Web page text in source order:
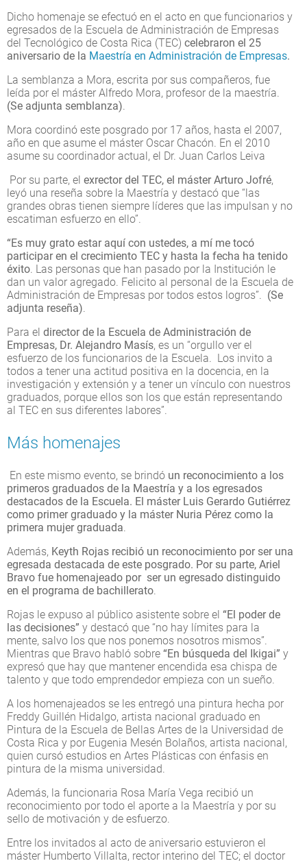
Dicho homenaje se efectuó en el acto en que funcionarios y
egresados de la Escuela de Administración de Empresas
del Tecnológico de Costa Rica (TEC) celebraron el 25
aniversario de la Maestría en Administración de Empresas.
La semblanza a Mora, escrita por sus compañeros, fue
leída por el máster Alfredo Mora, profesor de la maestría.
(Se adjunta semblanza).
Mora coordinó este posgrado por 17 años, hasta el 2007,
año en que asume el máster Oscar Chacón. En el 2010
asume su coordinador actual, el Dr. Juan Carlos Leiva
Por su parte, el exrector del TEC, el máster Arturo Jofré,
leyó una reseña sobre la Maestría y destacó que “las
grandes obras tienen siempre líderes que las impulsan y no
escatiman esfuerzo en ello”.
“Es muy grato estar aquí con ustedes, a mí me tocó
participar en el crecimiento TEC y hasta la fecha ha tenido
éxito. Las personas que han pasado por la Institución le
dan un valor agregado. Felicito al personal de la Escuela de
Administración de Empresas por todos estos logros”. (Se
adjunta reseña).
Para el director de la Escuela de Administración de
Empresas, Dr. Alejandro Masís, es un “orgullo ver el
esfuerzo de los funcionarios de la Escuela. Los invito a
todos a tener una actitud positiva en la docencia, en la
investigación y extensión y a tener un vínculo con nuestros
graduados, porque ellos son los que están representando
al TEC en sus diferentes labores”.
Más homenajes
En este mismo evento, se brindó un reconocimiento a los
primeros graduados de la Maestría y a los egresados
destacados de la Escuela. El máster Luis Gerardo Gutiérrez
como primer graduado y la máster Nuria Pérez como la
primera mujer graduada.
Además, Keyth Rojas recibió un reconocimiento por ser una
egresada destacada de este posgrado. Por su parte, Ariel
Bravo fue homenajeado por ser un egresado distinguido
en el programa de bachillerato.
Rojas le expuso al público asistente sobre el “El poder de
las decisiones” y destacó que “no hay límites para la
mente, salvo los que nos ponemos nosotros mismos”.
Mientras que Bravo habló sobre “En búsqueda del Ikigai” y
expresó que hay que mantener encendida esa chispa de
talento y que todo emprendedor empieza con un sueño.
A los homenajeados se les entregó una pintura hecha por
Freddy Guillén Hidalgo, artista nacional graduado en
Pintura de la Escuela de Bellas Artes de la Universidad de
Costa Rica y por Eugenia Mesén Bolaños, artista nacional,
quien cursó estudios en Artes Plásticas con énfasis en
pintura de la misma universidad.
Además, la funcionaria Rosa María Vega recibió un
reconocimiento por todo el aporte a la Maestría y por su
sello de motivación y de esfuerzo.
Entre los invitados al acto de aniversario estuvieron el
máster Humberto Villalta, rector interino del TEC; el doctor